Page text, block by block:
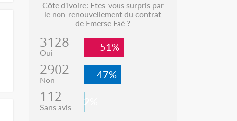
Côte d'Ivoire: Etes-vous surpris par
le non-renouvellement du contrat
de Emerse Faé ?
3128
Oui 51%
2902
Non 47%
112
Sans avis 2%